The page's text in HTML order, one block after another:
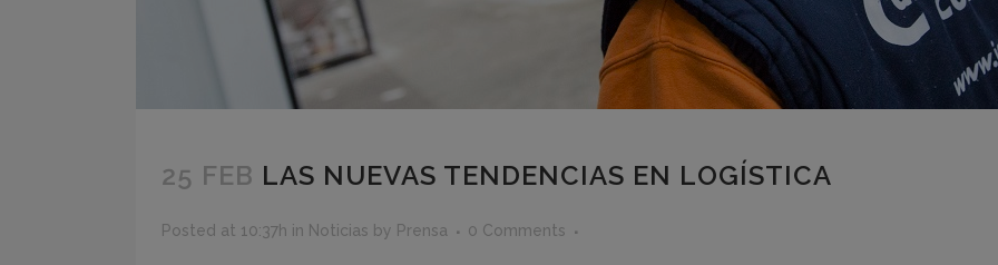
25 FEB LAS NUEVAS TENDENCIAS EN LOGÍSTICA
Posted at 10:37h in Noticias by Prensa 0 Comments